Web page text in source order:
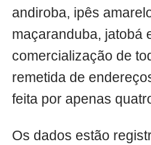
andiroba, ipês
maçaranduba, jatobá
comercialização de
remetida de
feita por apenas
Os dados estão